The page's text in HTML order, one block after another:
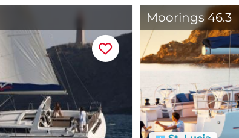
Moorings 46.3